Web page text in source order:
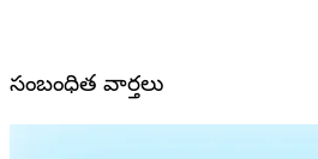
సంబంధిత వార్తలు